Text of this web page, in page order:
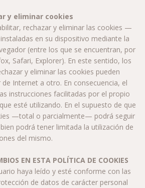
y eliminar cookies
rechazar y eliminar las cookies —
en su dispositivo mediante la
(entre los que se encuentran, por
Safari, Explorer). En este sentido, los
y eliminar las cookies pueden
Internet a otro. En consecuencia, el
instrucciones facilitadas por el propio
esté utilizando. En el supuesto de que
—total o parcialmente— podrá seguir
podrá tener limitada la utilización de
del mismo.
EN ESTA POLÍTICA DE COOKIES
haya leído y esté conforme con las
de datos de carácter personal